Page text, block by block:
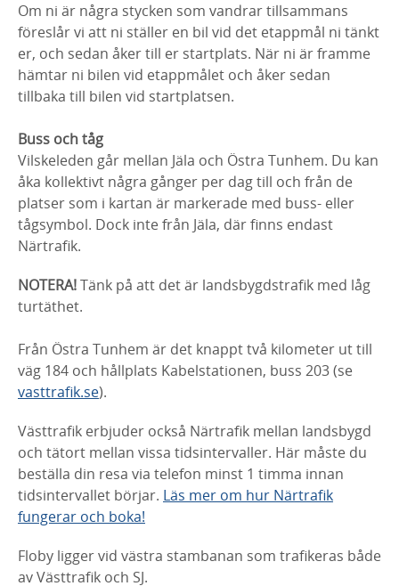
Om ni är några stycken som vandrar tillsammans
föreslår vi att ni ställer en bil vid det etappmål ni tänkt
er, och sedan åker till er startplats. När ni är framme
hämtar ni bilen vid etappmålet och åker sedan
tillbaka till bilen vid startplatsen.
Buss och tåg
Vilskeleden går mellan Jäla och Östra Tunhem. Du kan
åka kollektivt några gånger per dag till och från de
platser som i kartan är markerade med buss- eller
tågsymbol. Dock inte från Jäla, där finns endast
Närtrafik.
NOTERA!Tänk på att det är landsbygdstrafik med låg
turtäthet.
Från Östra Tunhem är det knappt två kilometer ut till
väg 184 och hållplats Kabelstationen, buss 203 (se
vasttrafik.se).
Västtrafik erbjuder också Närtrafik mellan landsbygd
och tätort mellan vissa tidsintervaller. Här måste du
beställa din resa via telefon minst 1 timma innan
tidsintervallet börjar. Läs mer om hur Närtrafik
fungerar och boka!
Floby ligger vid västra stambanan som trafikeras både
av Västtrafik och SJ.